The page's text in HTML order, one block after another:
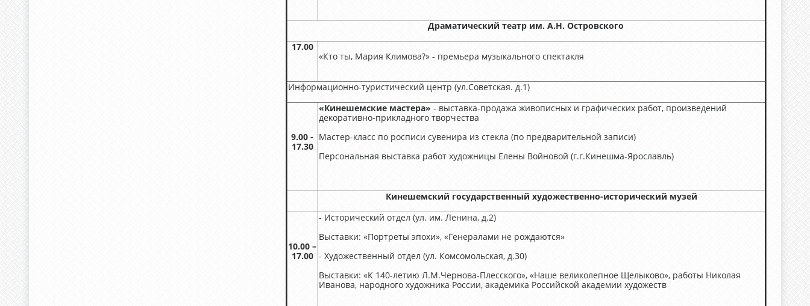
Драматический театр им. А.Н. Островского
17.00
«Кто ты, Мария Климова?» - премьера музыкального спектакля
Информационно-туристический центр (ул.Советская. д.1)
9.00 -
17.30
«Кинешемские мастера» - выставка-продажа живописных и графических работ, произведений
декоративно-прикладного творчества
Мастер-класс по росписи сувенира из стекла (по предварительной записи)
Персональная выставка работ художницы Елены Войновой (г.г.Кинешма-Ярославль)
Кинешемский государственный художественно-исторический музей
10.00 –
17.00
- Исторический отдел (ул. им. Ленина, д.2)
Выставки: «Портреты эпохи», «Генералами не рождаются»
- Художественный отдел (ул. Комсомольская, д.30)
Выставки: «К 140-летию Л.М.Чернова-Плесского», «Наше великолепное Щелыково», работы Николая
Иванова, народного художника России, академика Российской академии художеств